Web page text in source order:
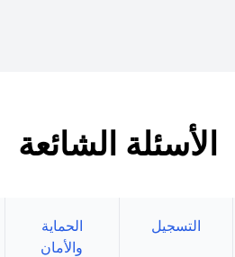
الأسئلة الشائعة
التسجيل
الحماية
والأمان